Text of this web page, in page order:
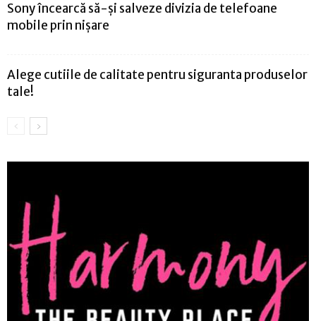
Sony încearcă să-și salveze divizia de telefoane
mobile prin nișare
Alege cutiile de calitate pentru siguranta produselor
tale!